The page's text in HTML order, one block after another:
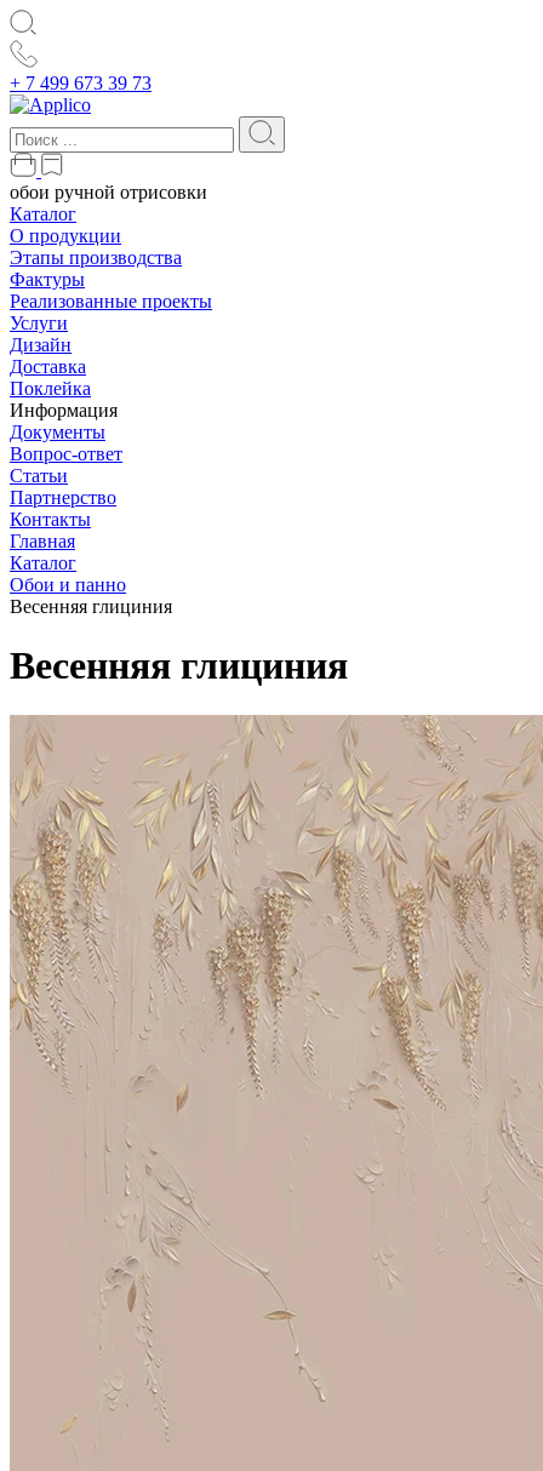
+ 7 499 673 39 73
обои ручной отрисовки
Каталог
О продукции
Этапы производства
Фактуры
Реализованные проекты
Услуги
Дизайн
Доставка
Поклейка
Информация
Документы
Вопрос-ответ
Статьи
Партнерство
Контакты
Главная
Каталог
Обои и панно
Весенняя глициния
Весенняя глициния